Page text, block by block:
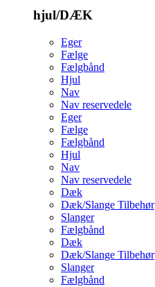
hjul/DÆK
Eger
Fælge
Fælgbånd
Hjul
Nav
Nav reservedele
Eger
Fælge
Fælgbånd
Hjul
Nav
Nav reservedele
Dæk
Dæk/Slange Tilbehør
Slanger
Fælgbånd
Dæk
Dæk/Slange Tilbehør
Slanger
Fælgbånd